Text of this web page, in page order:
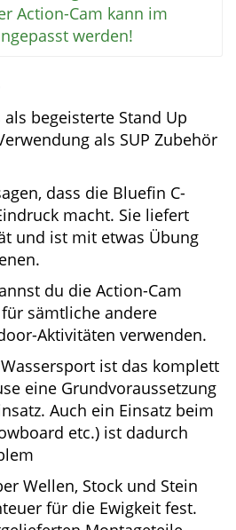
einstellen.
die
praktisch. Sie besteht
robusten
wird mit 3
Kugel-Gelenk.
vielseitig einsetzbar und
Action-Cam kann im
werden!
begeisterte Stand Up
als SUP
dass die Bluefin C-
macht. Sie liefert
und ist mit etwas Übung